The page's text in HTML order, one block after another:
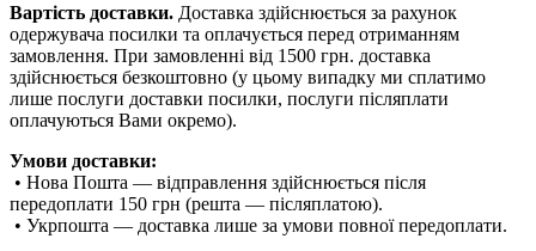
Вартість доставки. Доставка здійснюється за рахунок
одержувача посилки та оплачується перед отриманням
замовлення. При замовленні від 1500 грн. доставка
здійснюється безкоштовно (у цьому випадку ми сплатимо
лише послуги доставки посилки, послуги післяплати
оплачуються Вами окремо).
Умови доставки:
• Нова Пошта — відправлення здійснюється після
передоплати 150 грн (решта — післяплатою).
• Укрпошта — доставка лише за умови повної передоплати.